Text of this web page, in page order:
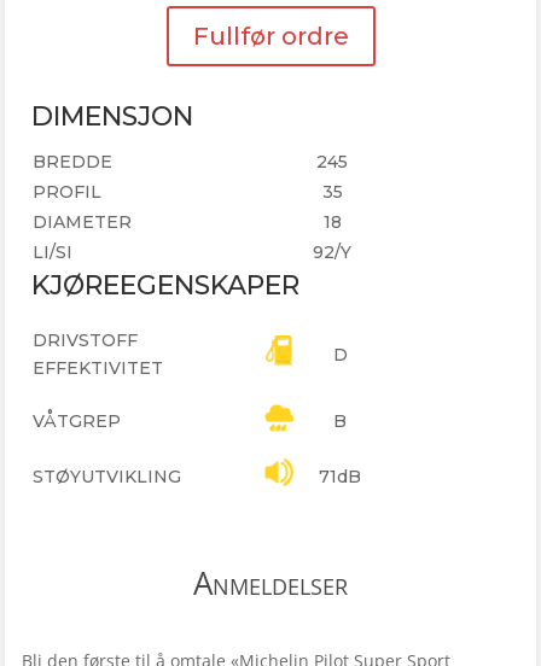
Fullfør ordre
DIMENSJON
BREDDE
245
PROFIL
35
DIAMETER
18
LI/SI
92/Y
KJØREEGENSKAPER
DRIVSTOFF
EFFEKTIVITET
D
VÅTGREP B
STØYUTVIKLING 71dB
Anmeldelser
Bli den første til å omtale «Michelin Pilot Super Sport